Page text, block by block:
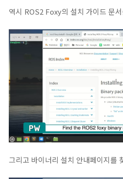
역시 ROS2 Foxy의 설치 가이드 문
그리고 바이너리 설치 안내페이지를